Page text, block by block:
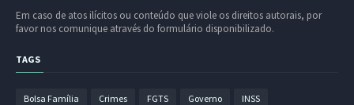
Em caso de atos ilícitos ou conteúdo que viole os direitos autorais, por
favor nos comunique através do formulário disponibilizado.
TAGS
Bolsa Família Crimes FGTS Governo INSS